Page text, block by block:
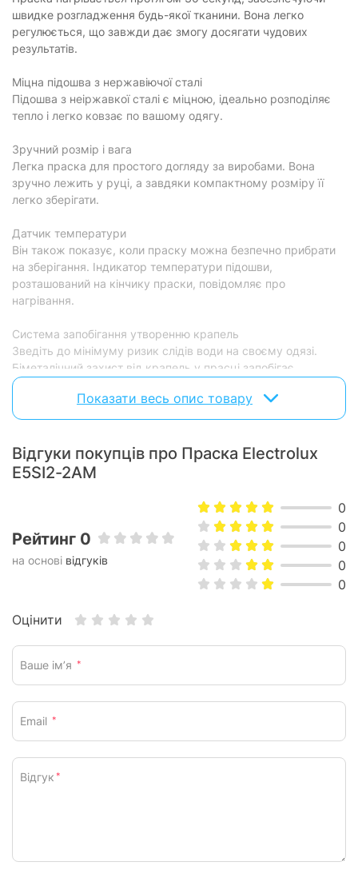
Вертикальне відпарювання:
є
Сухе прасування:
Особливості
Протикрапельна система:
Автовимкнення:
відсутнє
Індикатор нагріву:
Фізичні характеристики
Довжина шнура живлення:
1.95 м
Колір:
Вага:
1.1 кг
Характеристики та комплектація товару можуть змінюватися
виробником без повідомлення.
швидке розгладження будь-якої тканини. Вона легко
регулюється, що завжди дає змогу досягати чудових
результатів.
Міцна підошва з нержавіючої сталі
Підошва з неіржавкої сталі є міцною, ідеально розподіляє
тепло і легко ковзає по вашому одягу.
Зручний розмір і вага
Легка праска для простого догляду за виробами. Вона
зручно лежить у руці, а завдяки компактному розміру її
легко зберігати.
Датчик температури
Він також показує, коли праску можна безпечно прибрати
на зберігання. Індикатор температури підошви,
розташований на кінчику праски, повідомляє про
нагрівання.
Система запобігання утворенню крапель
Зведіть до мінімуму ризик слідів води на своєму одязі.
Біметалічний захист від крапель у прасці запобігає
потраплянню води в парову камеру, якщо температура
занадто низька.Показати весь опис товару
Відгуки покупців про Праска Electrolux
E5SI2-2AM
Рейтинг 0
на основі відгуків
0
0
0
0
0
Оцінити
Ваше ім’я *
Email *
Відгук *